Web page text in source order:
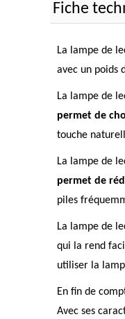
Fiche
La lampe de
avec un poids
La lampe de
permet de
touche
La lampe de
permet de
piles
La lampe de
qui la rend
utiliser la
En fin de
Avec ses